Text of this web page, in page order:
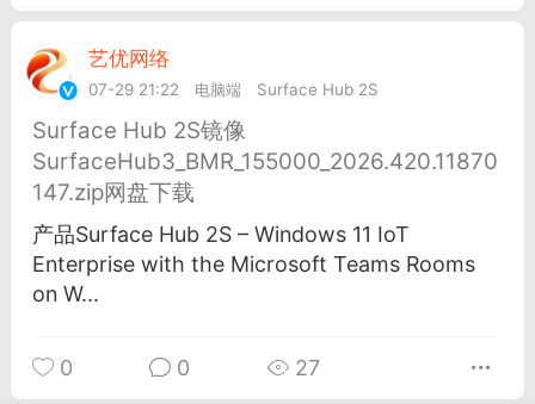
任务 排行
VIP 7
29 21:24
电脑端 Surface Laptop Go 2
Laptop Go 2镜像
艺优网络
07-29 21:22
电脑端 Surface Hub 2S
Surface Hub 2S镜像
SurfaceHub3_BMR_155000_2026.420.11870
147.zip网盘下载
产品Surface Hub 2S – Windows 11 IoT
Enterprise with the Microsoft Teams Rooms
on W...
0 0 27